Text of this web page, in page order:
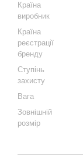
Країна
виробник
Країна
реєстрації
бренду
Ступінь
захисту
Вага
Зовнішній
розмір